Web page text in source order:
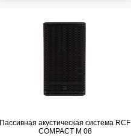
Пассивная акустическая система RCF
COMPACT M 08